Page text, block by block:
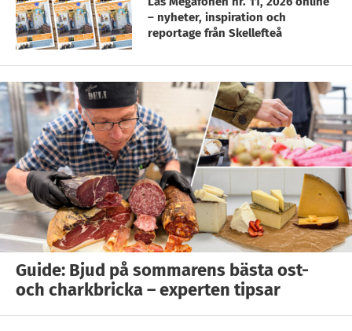
– nyheter, inspiration och
reportage från Skellefteå
Guide: Bjud på sommarens bästa ost-
och charkbricka – experten tipsar